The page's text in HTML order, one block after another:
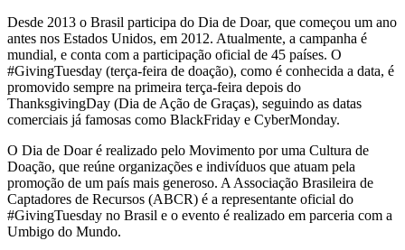
Desde 2013 o Brasil participa do Dia de Doar, que começou um ano
antes nos Estados Unidos, em 2012. Atualmente, a campanha é
mundial, e conta com a participação oficial de 45 países. O
#GivingTuesday (terça-feira de doação), como é conhecida a data, é
promovido sempre na primeira terça-feira depois do
ThanksgivingDay (Dia de Ação de Graças), seguindo as datas
comerciais já famosas como BlackFriday e CyberMonday.
O Dia de Doar é realizado pelo Movimento por uma Cultura de
Doação, que reúne organizações e indivíduos que atuam pela
promoção de um país mais generoso. A Associação Brasileira de
Captadores de Recursos (ABCR) é a representante oficial do
#GivingTuesday no Brasil e o evento é realizado em parceria com a
Umbigo do Mundo.